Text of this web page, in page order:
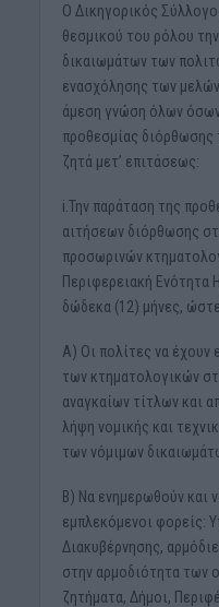
Ο Δικηγορικός
θεσμικού του ρόλου
δικαιωμάτων των
ενασχόλησης των
άμεση γνώση όλων
προθεσμίας
ζητά μετ’ επιτάσεως:
i.Την παράταση της
αιτήσεων διόρθωσης
προσωρινών
Περιφερειακή Ενότητα
δώδεκα (12) μήνες,
Α) Οι πολίτες να έχουν
των κτηματολογικών
αναγκαίων τίτλων και
λήψη νομικής και
των νόμιμων
Β) Να ενημερωθούν και
εμπλεκόμενοι φορείς:
Διακυβέρνησης,
στην αρμοδιότητα των
ζητήματα, Δήμοι,